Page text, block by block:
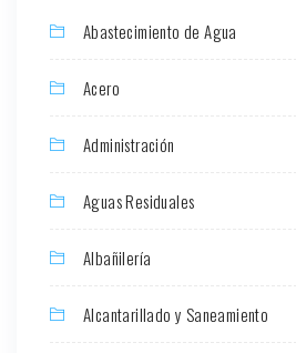
Abastecimiento de Agua
Acero
Administración
Aguas Residuales
Albañilería
Alcantarillado y Saneamiento